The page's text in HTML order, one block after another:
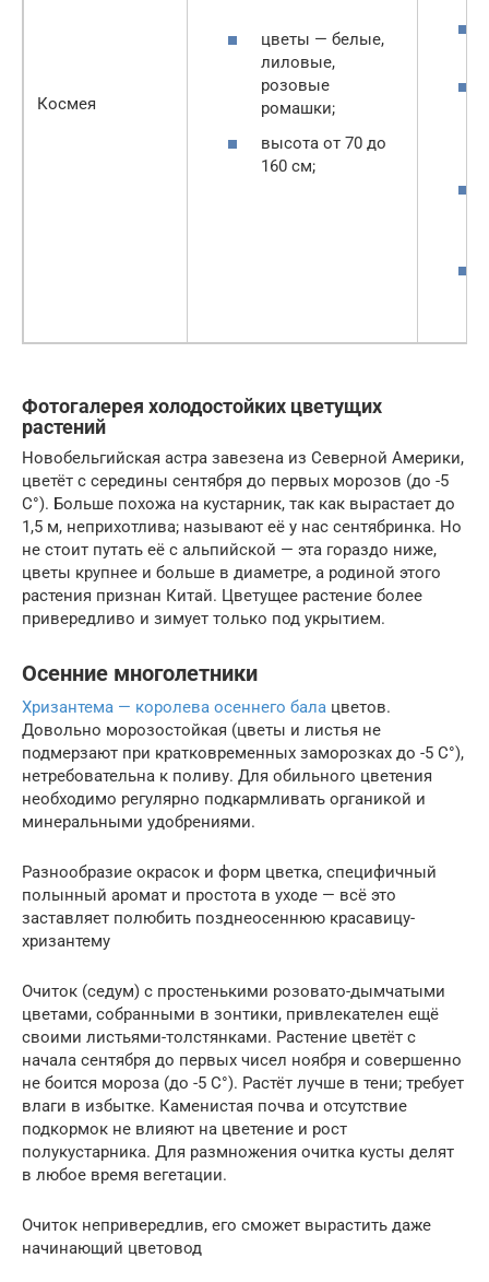
Космея
цветы — белые,
лиловые,
розовые
ромашки;
высота от 70 до
160 см;
Фотогалерея холодостойких цветущих
растений
Новобельгийская астра завезена из Северной Америки,
цветёт с середины сентября до первых морозов (до -5
С°). Больше похожа на кустарник, так как вырастает до
1,5 м, неприхотлива; называют её у нас сентябринка. Но
не стоит путать её с альпийской — эта гораздо ниже,
цветы крупнее и больше в диаметре, а родиной этого
растения признан Китай. Цветущее растение более
привередливо и зимует только под укрытием.
Осенние многолетники
Хризантема — королева осеннего бала цветов.
Довольно морозостойкая (цветы и листья не
подмерзают при кратковременных заморозках до -5 С°),
нетребовательна к поливу. Для обильного цветения
необходимо регулярно подкармливать органикой и
минеральными удобрениями.
Разнообразие окрасок и форм цветка, специфичный
полынный аромат и простота в уходе — всё это
заставляет полюбить позднеосеннюю красавицу-
хризантему
Очиток (седум) с простенькими розовато-дымчатыми
цветами, собранными в зонтики, привлекателен ещё
своими листьями-толстянками. Растение цветёт с
начала сентября до первых чисел ноября и совершенно
не боится мороза (до -5 С°). Растёт лучше в тени; требует
влаги в избытке. Каменистая почва и отсутствие
подкормок не влияют на цветение и рост
полукустарника. Для размножения очитка кусты делят
в любое время вегетации.
Очиток непривередлив, его сможет вырастить даже
начинающий цветовод